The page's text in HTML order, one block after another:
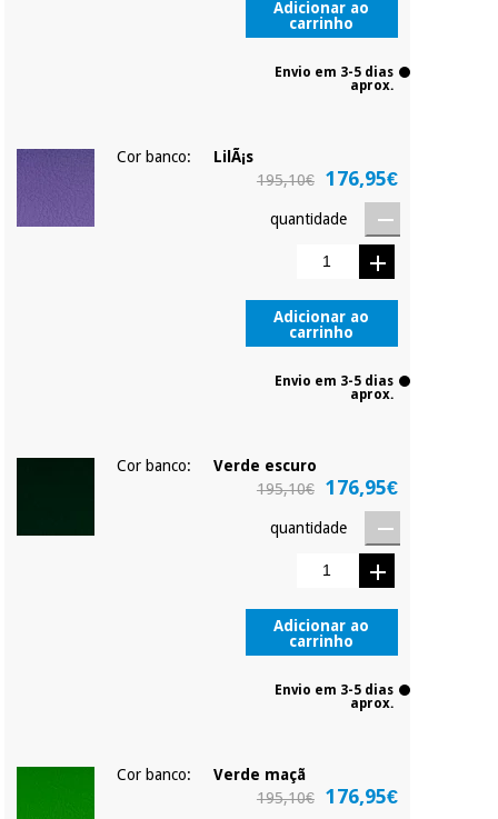
Adicionar ao
carrinho
Envio em 3-5 dias
aprox.
Cor banco:
LilÃ¡s
195,10€
176,95€
quantidade
Adicionar ao
carrinho
Envio em 3-5 dias
aprox.
Cor banco:
Verde escuro
195,10€
176,95€
quantidade
Adicionar ao
carrinho
Envio em 3-5 dias
aprox.
Cor banco:
Verde maçã
195,10€
176,95€